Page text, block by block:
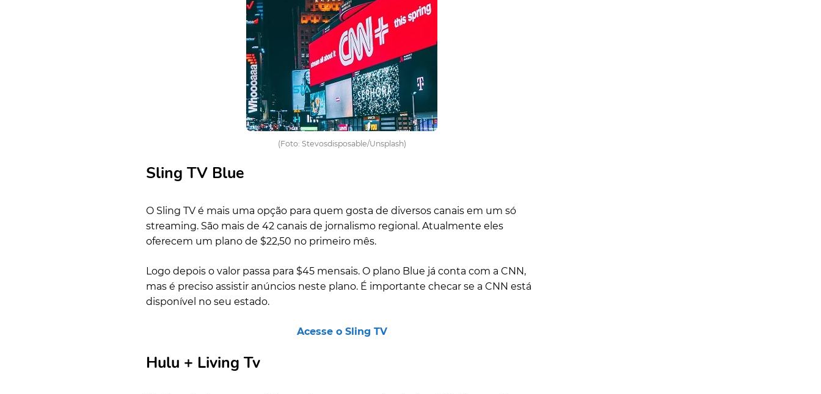
(Foto: Stevosdisposable/Unsplash)
Sling TV Blue
O Sling TV é mais uma opção para quem gosta de diversos canais em um só
streaming. São mais de 42 canais de jornalismo regional. Atualmente eles
oferecem um plano de $22,50 no primeiro mês.
Logo depois o valor passa para $45 mensais. O plano Blue já conta com a CNN,
mas é preciso assistir anúncios neste plano. É importante checar se a CNN está
disponível no seu estado.
Acesse o Sling TV
Hulu + Living Tv